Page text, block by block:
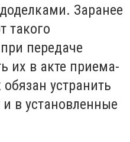
Заранее
такого
передаче
их в акте приема-
устранить
в установленные